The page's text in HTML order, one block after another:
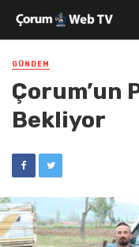
GÜNDEM
Çorum’un
Bekliyor